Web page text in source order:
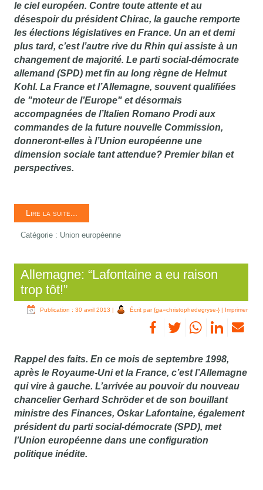
le ciel européen. Contre toute attente et au
désespoir du président Chirac, la gauche remporte
les élections législatives en France. Un an et demi
plus tard, c’est l’autre rive du Rhin qui assiste à un
changement de majorité. Le parti social-démocrate
allemand (SPD) met fin au long règne de Helmut
Kohl. La France et l’Allemagne, souvent qualifiées
de "moteur de l’Europe" et désormais
accompagnées de l’Italien Romano Prodi aux
commandes de la future nouvelle Commission,
donneront-elles à l’Union européenne une
dimension sociale tant attendue? Premier bilan et
perspectives.
Lire la suite...
Catégorie : Union européenne
Allemagne: “Lafontaine a eu raison
trop tôt!”
Publication : 30 avril 2013 | Écrit par {ga=christophedegryse-} | Imprimer
Rappel des faits. En ce mois de septembre 1998,
après le Royaume-Uni et la France, c’est l’Allemagne
qui vire à gauche. L’arrivée au pouvoir du nouveau
chancelier Gerhard Schröder et de son bouillant
ministre des Finances, Oskar Lafontaine, également
président du parti social-démocrate (SPD), met
l’Union européenne dans une configuration
politique inédite.